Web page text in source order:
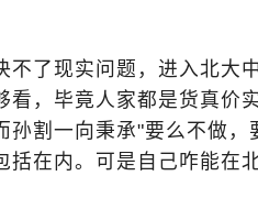
不了现实问题，进入北大
看，毕竟人家都是货真价
孙割一向秉承"要么不做
括在内。可是自己咋能在